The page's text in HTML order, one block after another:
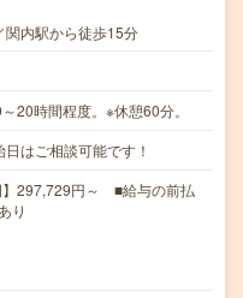
関内駅から徒歩15分
時間程度。※休憩60分。
はご相談可能です！
297,729円～ ■給与の前払
り